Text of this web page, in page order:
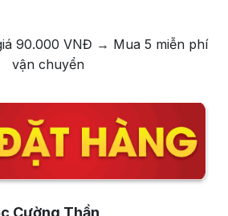
90.000 VNĐ → Mua 5 miễn phí
vận chuyển